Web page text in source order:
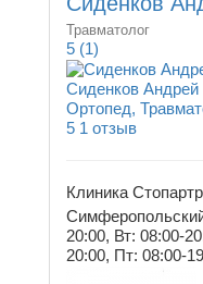
Травматолог
5 (1)
Сиденков
Ортопед,
5 1 отзыв
Клиника
20:00, Вт: 08:00-
20:00, Пт: 08:00-